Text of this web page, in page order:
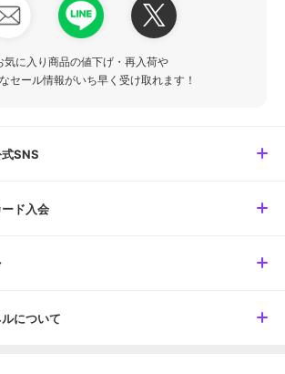
気に入り商品の値下げ・再入荷や
セール情報がいち早く受け取れます！
SNS
ド入会
について